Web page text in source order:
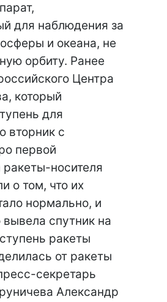
для наблюдения за
и океана, не
орбиту. Ранее
Центра
который
для
вторник с
первой
носителя
о том, что их
нормально, и
спутник на
ракеты
от ракеты
секретарь
Александр